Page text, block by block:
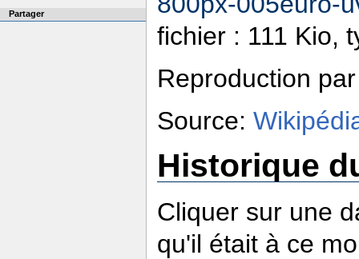
fichier : 111 Kio,
Reproduction
Source:
Historique
Cliquer sur une
qu'il était à ce
Partager